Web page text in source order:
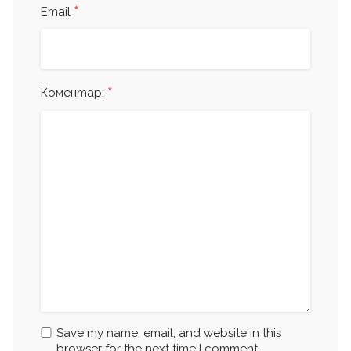
Email *
Коментар: *
Save my name, email, and website in this